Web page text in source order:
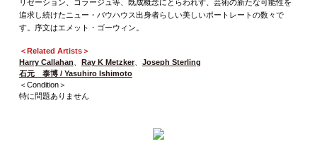
リゼーション、コラージュ等、既成概念にとらわれず、芸術の新たな可能性を
追求し続けたニュー・バウハウス出身者らしい美しいポートレートの数々で
す。序文はエメット・ゴーウィン。
＜Related Artists＞
Harry Callahan
Ray K Metzker、 Joseph Sterling
石元 泰博 / Yasuhiro Ishimoto
＜Condition＞
特に問題ありません